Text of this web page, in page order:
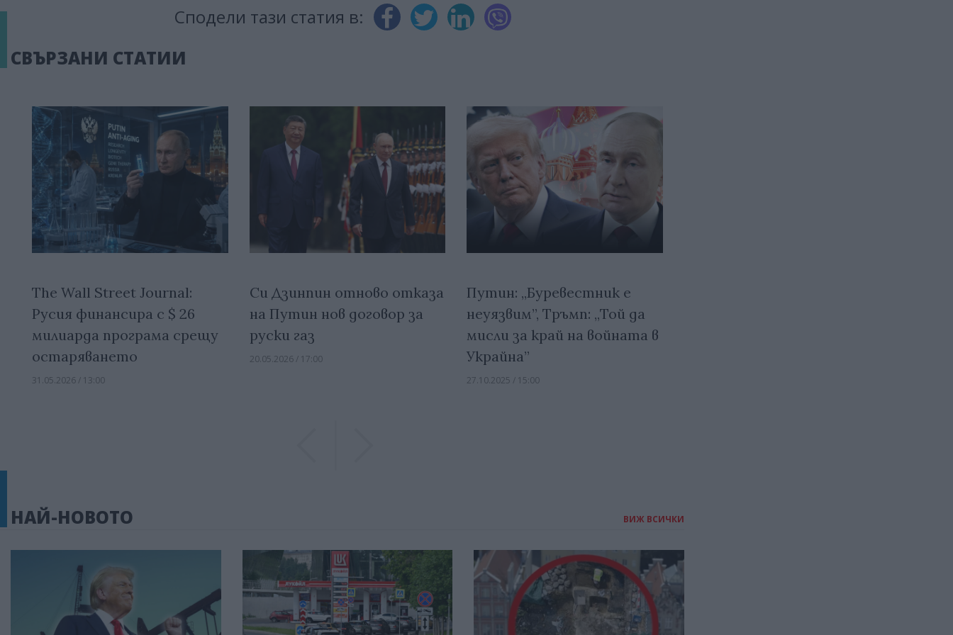
Сподели тази статия в:
СВЪРЗАНИ СТАТИИ
The Wall Street Journal:
Русия финансира с $ 26
милиарда програма срещу
остаряването
31.05.2026 / 13:00
Си Дзинпин отново отказа
на Путин нов договор за
руски газ
20.05.2026 / 17:00
Путин: „Буревестник е
неуязвим”, Тръмп: „Той да
мисли за край на войната в
Украйна”
27.10.2025 / 15:00
НАЙ-НОВОТО ВИЖ ВСИЧКИ